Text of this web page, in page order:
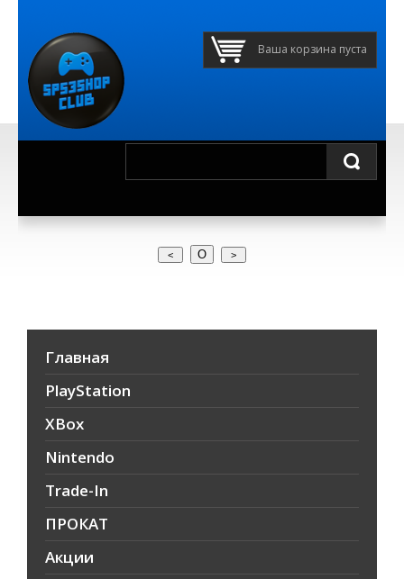
Ваша корзина пуста
О
Главная
PlayStation
XBox
Nintendo
Trade-In
ПРОКАТ
Акции